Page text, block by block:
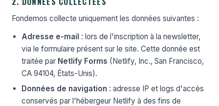
Fondemos collecte uniquement les données suivantes :
Adresse e-mail : lors de l'inscription à la newsletter,
via le formulaire présent sur le site. Cette donnée est
traitée par Netlify Forms (Netlify, Inc., San Francisco,
CA 94104, États-Unis).
Données de navigation : adresse IP et logs d'accès
conservés par l'hébergeur Netlify à des fins de